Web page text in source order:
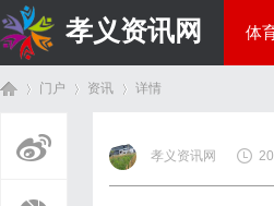
孝义资讯网 体
门户 资讯
›
详情
孝义资讯网